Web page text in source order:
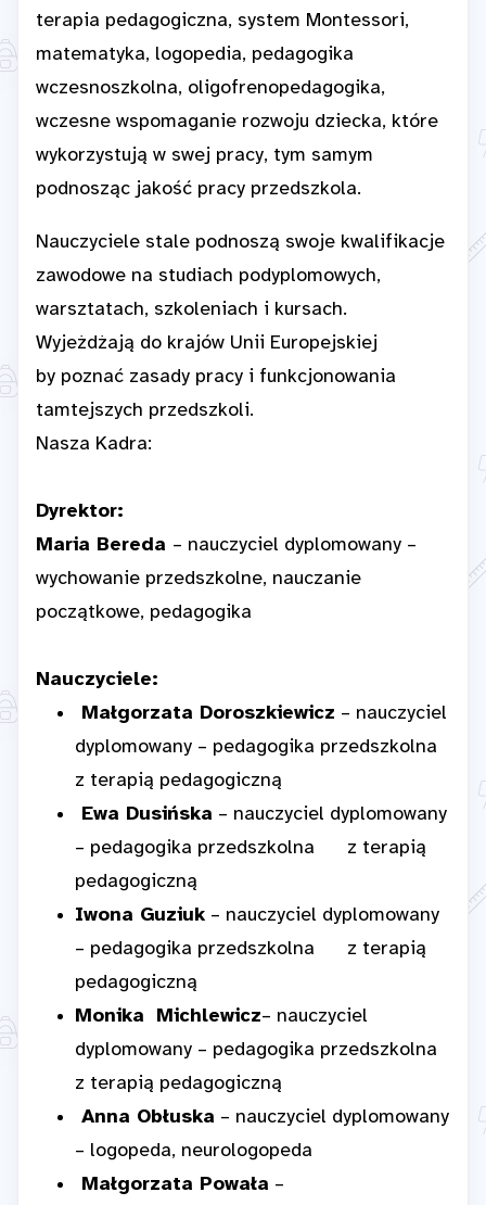
terapia pedagogiczna, system Montessori,
matematyka, logopedia, pedagogika
wczesnoszkolna, oligofrenopedagogika,
wczesne wspomaganie rozwoju dziecka, które
wykorzystują w swej pracy, tym samym
podnosząc jakość pracy przedszkola.
Nauczyciele stale podnoszą swoje kwalifikacje
zawodowe na studiach podyplomowych,
warsztatach, szkoleniach i kursach.
Wyjeżdżają do krajów Unii Europejskiej
by poznać zasady pracy i funkcjonowania
tamtejszych przedszkoli.
Nasza Kadra:
Dyrektor:
Maria Bereda – nauczyciel dyplomowany –
wychowanie przedszkolne, nauczanie
początkowe, pedagogika
Nauczyciele:
Małgorzata Doroszkiewicz – nauczyciel
dyplomowany – pedagogika przedszkolna
z terapią pedagogiczną
Ewa Dusińska – nauczyciel dyplomowany
– pedagogika przedszkolna z terapią
pedagogiczną
Iwona Guziuk – nauczyciel dyplomowany
– pedagogika przedszkolna z terapią
pedagogiczną
Monika
Michlewicz– nauczyciel
dyplomowany – pedagogika przedszkolna
z terapią pedagogiczną
Anna Obłuska – nauczyciel dyplomowany
– logopeda, neurologopeda
Małgorzata Powała –